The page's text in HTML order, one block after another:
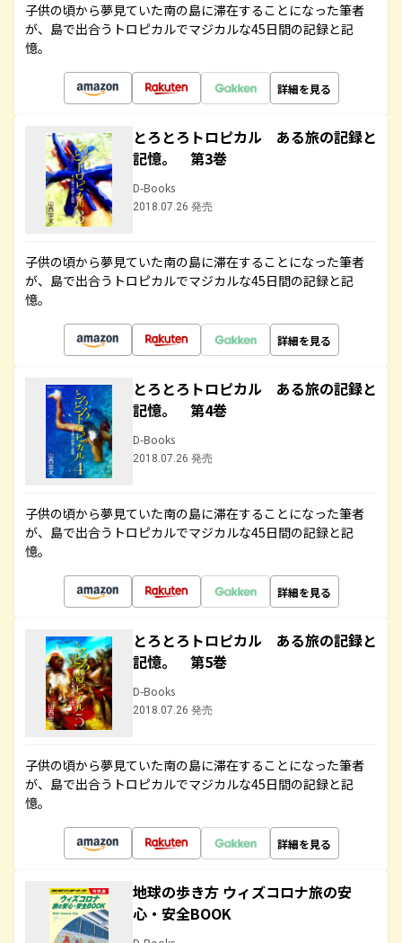
子供の頃から夢見ていた南の島に滞在することになった筆者
が、島で出合うトロピカルでマジカルな45日間の記録と記
憶。
詳細を見る
とろとろトロピカル ある旅の記録と
記憶。 第3巻
D-Books
2018.07.26 発売
子供の頃から夢見ていた南の島に滞在することになった筆者
が、島で出合うトロピカルでマジカルな45日間の記録と記
憶。
詳細を見る
とろとろトロピカル ある旅の記録と
記憶。 第4巻
D-Books
2018.07.26 発売
子供の頃から夢見ていた南の島に滞在することになった筆者
が、島で出合うトロピカルでマジカルな45日間の記録と記
憶。
詳細を見る
とろとろトロピカル ある旅の記録と
記憶。 第5巻
D-Books
2018.07.26 発売
子供の頃から夢見ていた南の島に滞在することになった筆者
が、島で出合うトロピカルでマジカルな45日間の記録と記
憶。
詳細を見る
地球の歩き方 ウィズコロナ旅の安
心・安全BOOK